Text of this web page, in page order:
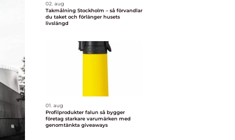
02. aug
Takmålning Stockholm – så förvandlar
du taket och förlänger husets
livslängd
01. aug
Profilprodukter falun så bygger
företag starkare varumärken med
genomtänkta giveaways